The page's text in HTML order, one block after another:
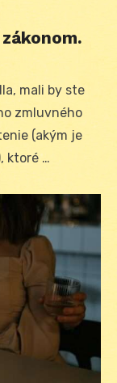
mali by ste
zmluvného
(akým je
ktoré …